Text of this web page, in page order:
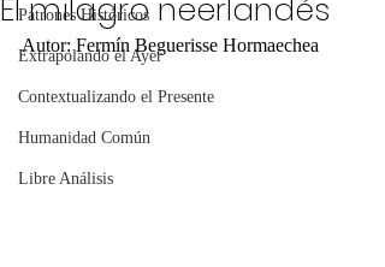
Patrones Históricos
Extrapolando el Ayer
Contextualizando el Presente
Humanidad Común
Libre Análisis
El milagro neerlandés
Autor: Fermín Beguerisse Hormaechea